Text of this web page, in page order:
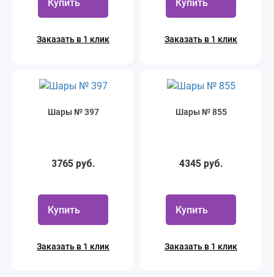
Купить
Заказать в 1 клик
Купить
Заказать в 1 клик
Шары № 397
3765 руб.
Купить
Заказать в 1 клик
Шары № 855
4345 руб.
Купить
Заказать в 1 клик